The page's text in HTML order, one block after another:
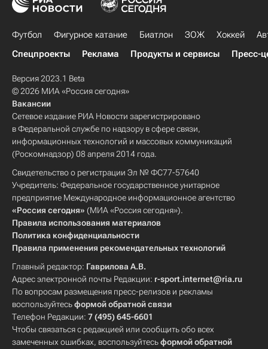
Футбол Фигурное катание Биатлон ЗОЖ Хоккей
Спецпроекты
Реклама Продукты и сервисы Пресс-
Версия 2023.1 Beta
© 2026 МИА «Россия сегодня»
Вакансии
Сетевое издание РИА Новости зарегистрировано
в Федеральной службе по надзору в сфере связи,
информационных технологий и массовых коммуникаций
(Роскомнадзор) 08 апреля 2014 года.
Свидетельство о регистрации Эл № ФС77-57640
Учредитель: Федеральное государственное унитарное
предприятие Международное информационное агентство
«Россия сегодня» (МИА «Россия сегодня»).
Правила использования материалов
Политика конфиденциальности
Правила применения рекомендательных технологий
Главный редактор: Гаврилова А.В.
Адрес электронной почты Редакции: r-sport.internet@ria.ru
По вопросам размещения пресс-релизов и рекламы
воспользуйтесьформой обратной связи
Телефон Редакции: 7 (495) 645-6601
Чтобы связаться с редакцией или сообщить обо всех
замеченных ошибках, воспользуйтесьформой обратной